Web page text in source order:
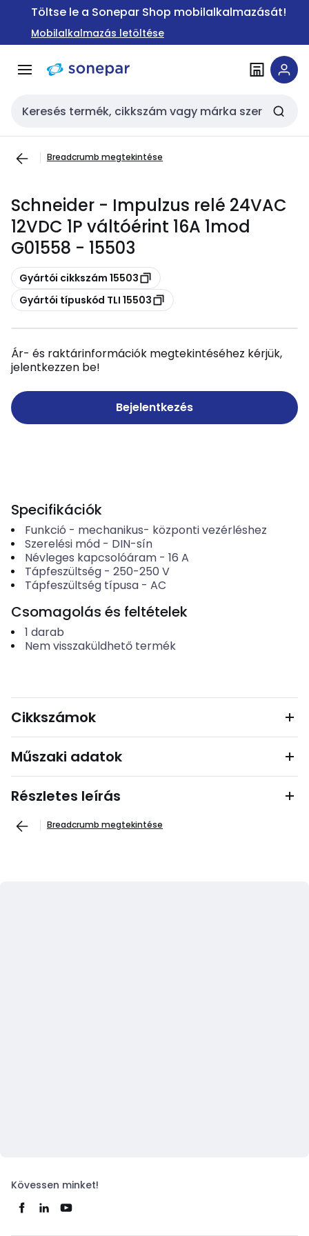
Ugrás a
Ugrás a
tartalomra
Töltse le a Sonepar Shop mobilalkalmazását!
Mobilalkalmazás letöltése
Keresési bemenet
Breadcrumb megtekintése
Schneider - Impulzus relé 24VAC
12VDC 1P váltóérint 16A 1mod
G01558 - 15503
Másolás
Gyártói cikkszám 15503
Másolás
Gyártói típuskód TLI 15503
Ár- és raktárinformációk megtekintéséhez kérjük,
jelentkezzen be!
Bejelentkezés
Specifikációk
Funkció - mechanikus- központi vezérléshez
Szerelési mód- DIN-sín
Névleges kapcsolóáram- 16 A
Tápfeszültség- 250-250 V
Tápfeszültség típusa- AC
Csomagolás és feltételek
1 darab
Nem visszaküldhető termék
Cikkszámok
Műszaki adatok
Részletes leírás
Breadcrumb megtekintése
Kövessen minket!